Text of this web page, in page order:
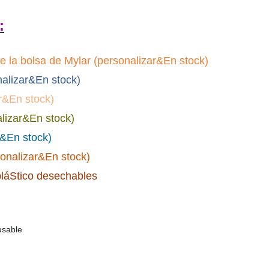
la bolsa de Mylar (personalizar&En stock)
stock)
stock)
stock)
stock)
stock)
desechables